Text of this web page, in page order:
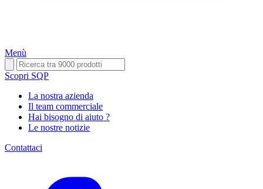
Menù
Scopri SQP
La nostra azienda
Il team commerciale
Hai bisogno di aiuto ?
Le nostre notizie
Contattaci